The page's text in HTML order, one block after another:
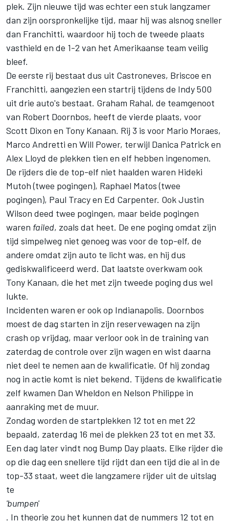
plek. Zijn nieuwe tijd was echter een stuk langzamer
dan zijn oorspronkelijke tijd, maar hij was alsnog sneller
dan Franchitti, waardoor hij toch de tweede plaats
vasthield en de 1-2 van het Amerikaanse team veilig
bleef.
De eerste rij bestaat dus uit Castroneves, Briscoe en
Franchitti, aangezien een startrij tijdens de Indy 500
uit drie auto's bestaat. Graham Rahal, de teamgenoot
van Robert Doornbos, heeft de vierde plaats, voor
Scott Dixon en Tony Kanaan. Rij 3 is voor Mario Moraes,
Marco Andretti en Will Power, terwijl Danica Patrick en
Alex Lloyd de plekken tien en elf hebben ingenomen.
De rijders die de top-elf niet haalden waren Hideki
Mutoh (twee pogingen), Raphael Matos (twee
pogingen), Paul Tracy en Ed Carpenter. Ook Justin
Wilson deed twee pogingen, maar beide pogingen
waren failed, zoals dat heet. De ene poging omdat zijn
tijd simpelweg niet genoeg was voor de top-elf, de
andere omdat zijn auto te licht was, en hij dus
gediskwalificeerd werd. Dat laatste overkwam ook
Tony Kanaan, die het met zijn tweede poging dus wel
lukte.
Incidenten waren er ook op Indianapolis. Doornbos
moest de dag starten in zijn reservewagen na zijn
crash op vrijdag, maar verloor ook in de training van
zaterdag de controle over zijn wagen en wist daarna
niet deel te nemen aan de kwalificatie. Of hij zondag
nog in actie komt is niet bekend. Tijdens de kwalificatie
zelf kwamen Dan Wheldon en Nelson Philippe in
aanraking met de muur.
Zondag worden de startplekken 12 tot en met 22
bepaald, zaterdag 16 mei de plekken 23 tot en met 33.
Een dag later vindt nog Bump Day plaats. Elke rijder die
op die dag een snellere tijd rijdt dan een tijd die al in de
top-33 staat, weet die langzamere rijder uit de uitslag
te
'bumpen'
. In theorie zou het kunnen dat de nummers 12 tot en